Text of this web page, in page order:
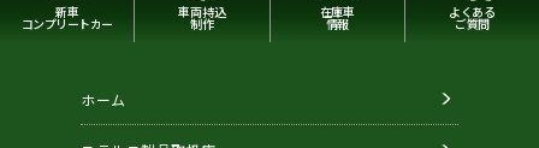
新車
コンプリートカー
車両持込
制作
在庫車
情報
よくある
ご質問
ホーム